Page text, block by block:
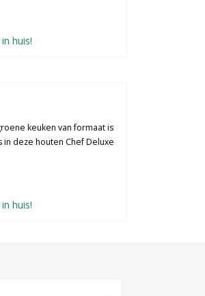
huis!
keuken van formaat is
deze houten Chef Deluxe
huis!